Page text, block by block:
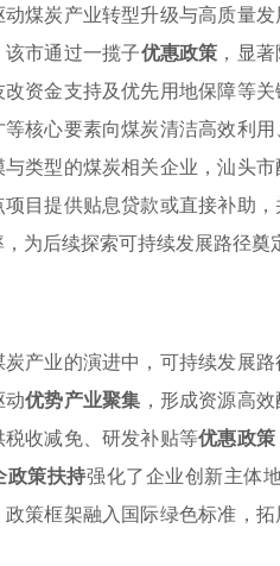
煤炭产业转型升级与高质量
市通过一揽子优惠政策 ，显
资金支持及优先用地保障等
核心要素向煤炭清洁高效利
类型的煤炭相关企业，汕头
目提供贴息贷款或直接补助
为后续探索可持续发展路径奠
产业的演进中，可持续发展
动优势产业聚集 ，形成资源高
税收减免、研发补贴等优惠政策
政策扶持强化了企业创新主体
策框架融入国际绿色标准，